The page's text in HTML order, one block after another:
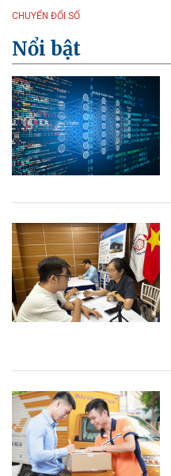
CHUYỂN ĐỔI SỐ
Nổi bật